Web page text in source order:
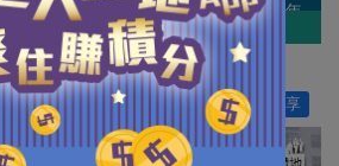
香港公共行政學會前副會長、5.12年
青工程師大聯盟顧問 、香港建設管理
交流中心主席、香港建造專業人士協
會會長。
作者其他博評
分享
214